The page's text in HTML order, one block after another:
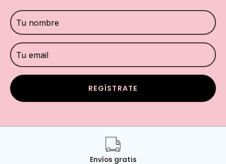
REGÍSTRATE
Envíos gratis